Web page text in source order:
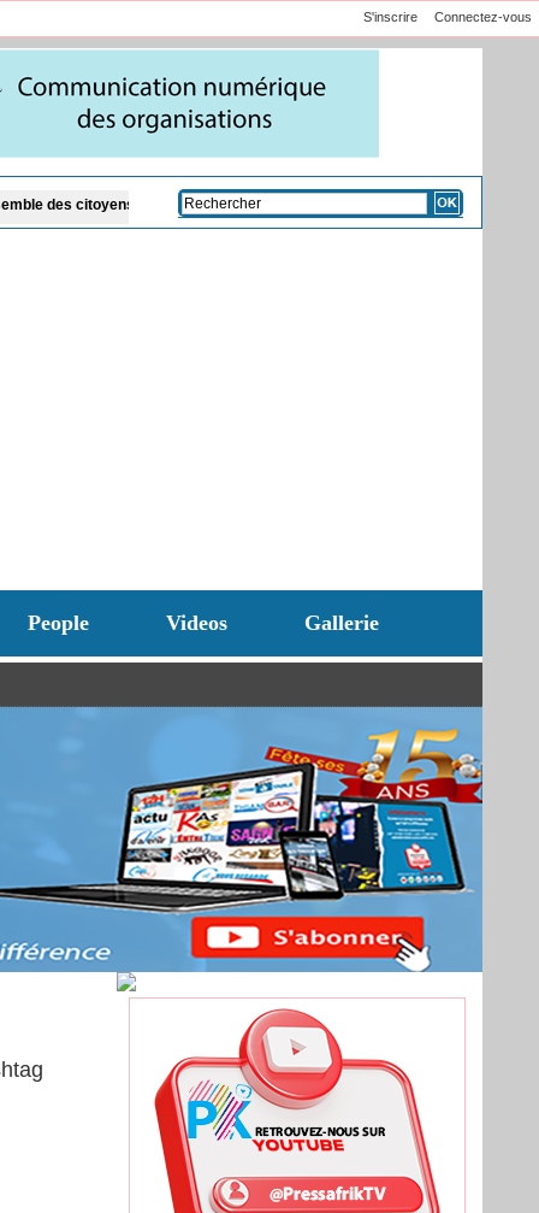
Connectez-vous
S'inscrire
Code de la famille et présence des cadis : Dar Al Istiqaamah plaide pour
People Videos Gallerie